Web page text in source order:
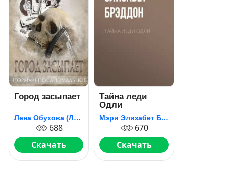
Город засыпает
Лена Обухова (Лена Летняя)
688
Скачать
Тайна леди
Одли
Мэри Элизабет Брэддон
670
Скачать